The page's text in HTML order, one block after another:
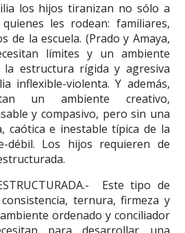
los hijos tiranizan no sólo a
les rodean: familiares,
de la escuela. (Prado y Amaya,
límites y un ambiente
estructura rígida y agresiva
inflexible-violenta. Y además,
un ambiente creativo,
y compasivo, pero sin una
caótica e inestable típica de la
débil. Los hijos requieren de
Este tipo de
ternura, firmeza y
ordenado y conciliador